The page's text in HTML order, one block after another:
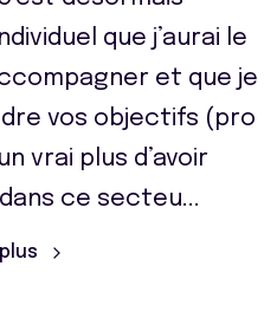
que j’aurai le
et que je
vos objectifs (pro
vrai plus d’avoir
ce secteu...